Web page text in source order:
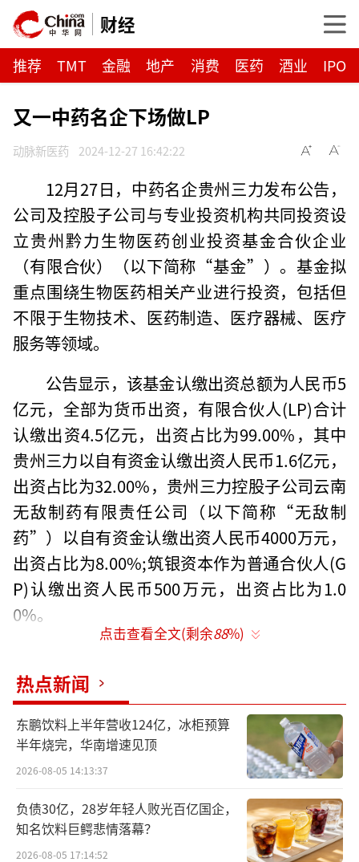
财经
推荐 TMT 金融 地产 消费 医药 酒业 IPO
又一中药名企下场做LP
动脉新医药 2024-12-27 16:42:22
12月27日，中药名企贵州三力发布公告，
公司及控股子公司与专业投资机构共同投资设
立贵州黔力生物医药创业投资基金合伙企业
（有限合伙）（以下简称“基金”）。基金拟
重点围绕生物医药相关产业进行投资，包括但
不限于生物技术、医药制造、医疗器械、医疗
服务等领域。
公告显示，该基金认缴出资总额为人民币5
亿元，全部为货币出资，有限合伙人(LP)合计
认缴出资4.5亿元，出资占比为99.00%，其中
贵州三力以自有资金认缴出资人民币1.6亿元，
出资占比为32.00%，贵州三力控股子公司云南
无敌制药有限责任公司（以下简称“无敌制
药”）以自有资金认缴出资人民币4000万元，
出资占比为8.00%;筑银资本作为普通合伙人(G
P)认缴出资人民币500万元，出资占比为1.0
0%。
贵州三力在公告中同时表明，此次参与创
点击查看全文(剩余88%)
热点新闻
东鹏饮料上半年营收124亿，冰柜预算
半年烧完，华南增速见顶
2026-08-05 14:13:37
负债30亿，28岁年轻人败光百亿国企，
知名饮料巨鳄悲情落幕？
2026-08-05 17:14:52